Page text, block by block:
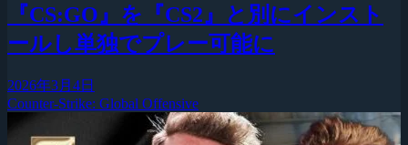
『CS:GO』を『CS2』と別にインスト
ールし単独でプレー可能に
2026年3月4日
Counter-Strike: Global Offensive